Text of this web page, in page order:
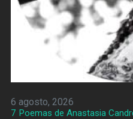
6 agosto, 2026
7 Poemas de Anastasia